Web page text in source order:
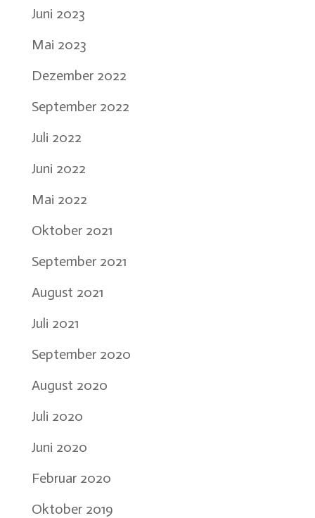
Juni 2023
Mai 2023
Dezember 2022
September 2022
Juli 2022
Juni 2022
Mai 2022
Oktober 2021
September 2021
August 2021
Juli 2021
September 2020
August 2020
Juli 2020
Juni 2020
Februar 2020
Oktober 2019